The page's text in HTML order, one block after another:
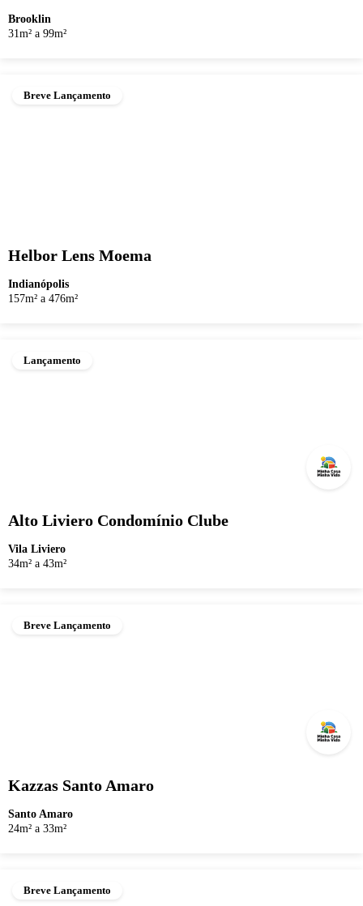
Brooklin
31m² a 99m²
Breve Lançamento
Helbor Lens Moema
Indianópolis
157m² a 476m²
Lançamento
Alto Liviero Condomínio Clube
Vila Liviero
34m² a 43m²
Breve Lançamento
Kazzas Santo Amaro
Santo Amaro
24m² a 33m²
Breve Lançamento